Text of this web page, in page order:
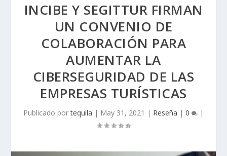
INCIBE Y SEGITTUR FIRMAN
UN CONVENIO DE
COLABORACIÓN PARA
AUMENTAR LA
CIBERSEGURIDAD DE LAS
EMPRESAS TURÍSTICAS
Publicado portequila | May 31, 2021 | Reseña | 0 |